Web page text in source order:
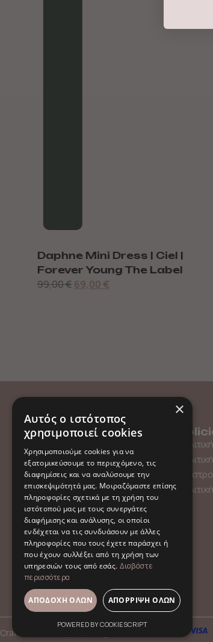
Daphne Mini Dress | Ciel |
Forever Young The Label
99,00€ 69,00 €
Menu
Gift Card
About us
Contact
Crafted with
×
Αυτός ο ιστότοπος
χρησιμοποιεί cookies
Χρησιμοποιούμε cookies για να
εξατομικεύσουμε το περιεχόμενο, τις
διαφημίσεις και να αναλύσουμε την
επισκεψιμότητά μας. Μοιραζόμαστε επίσης
πληροφορίες σχετικά με τη χρήση του
ιστότοπού μας με τους συνεργάτες
διαφήμισης και ανάλυσης, οι οποίοι
ενδέχεται να τις συνδυάσουν με άλλες
πληροφορίες που τους έχετε παράσχει ή
που έχουν συλλέξει από τη χρήση των
υπηρεσιών τους από εσάς. Διαβάστε
περισσότερα
ΑΠΟΔΟΧΉ ΌΛΩΝ ΑΠΌΡΡΙΨΗ ΌΛΩΝ
POWERED BY COOKIESCRIPT